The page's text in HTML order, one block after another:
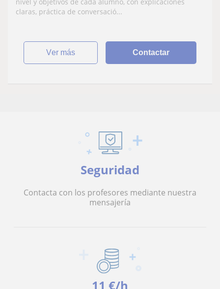
claras, práctica de conversació...
ver más Contactar
Seguridad
Contacta con los profesores mediante nuestra
mensajería
11 €/h